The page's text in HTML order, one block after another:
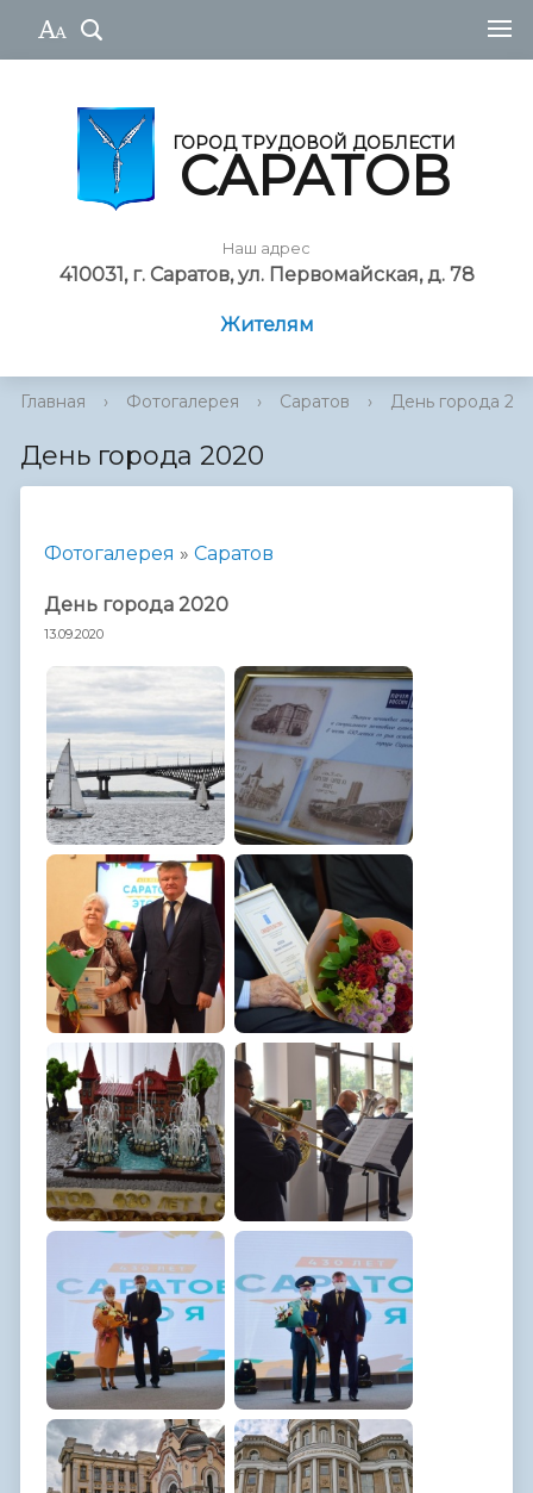
ГОРОД ТРУДОВОЙ ДОБЛЕСТИ
САРАТОВ
Наш адрес
410031, г. Саратов, ул. Первомайская, д. 78
Жителям
Главная › Фотогалерея › Саратов › День города
День города 2020
Фотогалерея » Саратов
День города 2020
13.09.2020